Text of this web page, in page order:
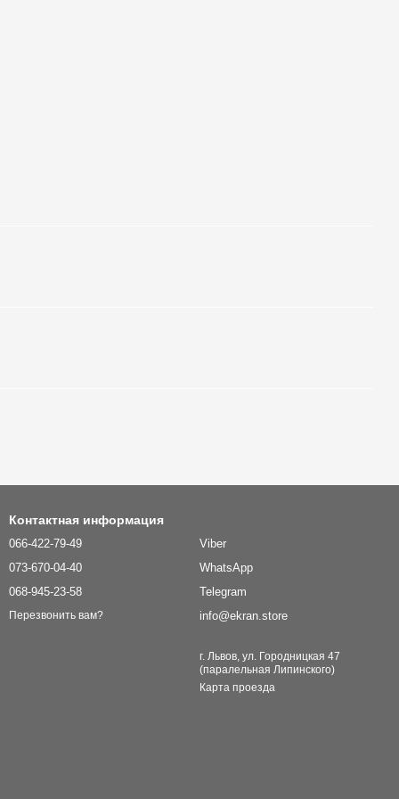
Контактная информация
066-422-79-49
073-670-04-40
068-945-23-58
Перезвонить вам?
Viber
WhatsApp
Telegram
info@ekran.store
г. Львов, ул. Городницкая 47
(паралельная Липинского)
Карта проезда